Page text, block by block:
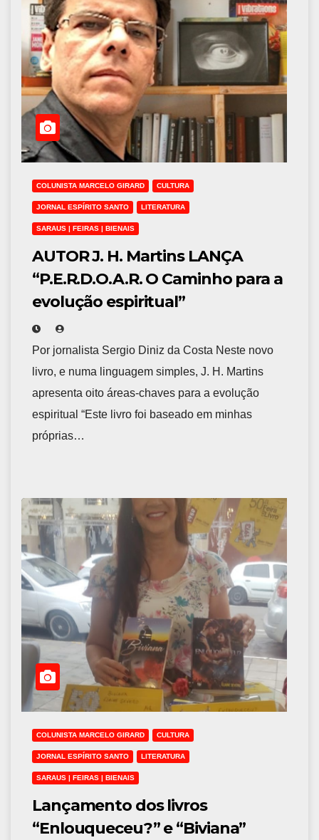
COLUNISTA MARCELO GIRARD CULTURA
JORNAL ESPÍRITO SANTO LITERATURA
SARAUS | FEIRAS | BIENAIS
AUTOR J. H. Martins LANÇA
“P.E.R.D.O.A.R. O Caminho para a
evolução espiritual”
Por jornalista Sergio Diniz da Costa Neste novo
livro, e numa linguagem simples, J. H. Martins
apresenta oito áreas-chaves para a evolução
espiritual “Este livro foi baseado em minhas
próprias…
COLUNISTA MARCELO GIRARD CULTURA
JORNAL ESPÍRITO SANTO LITERATURA
SARAUS | FEIRAS | BIENAIS
Lançamento dos livros
“Enlouqueceu?” e “Biviana”